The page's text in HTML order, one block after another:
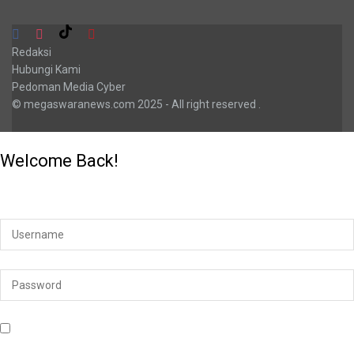
Redaksi
Hubungi Kami
Pedoman Media Cyber
© megaswaranews.com 2025 - All right reserved
Welcome Back!